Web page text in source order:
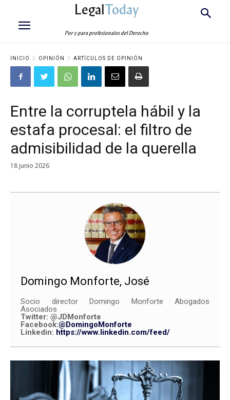
LegalToday
Por y para profesionales del Derecho
INICIO OPINIÓN ARTÍCULOS DE OPINIÓN
Entre la corruptela hábil y la
estafa procesal: el filtro de
admisibilidad de la querella
18 junio 2026
Domingo Monforte, José
Socio director Domingo Monforte Abogados
Asociados
Twitter: @JDMonforte
Facebook:@DomingoMonforte
Linkedin: https://www.linkedin.com/feed/